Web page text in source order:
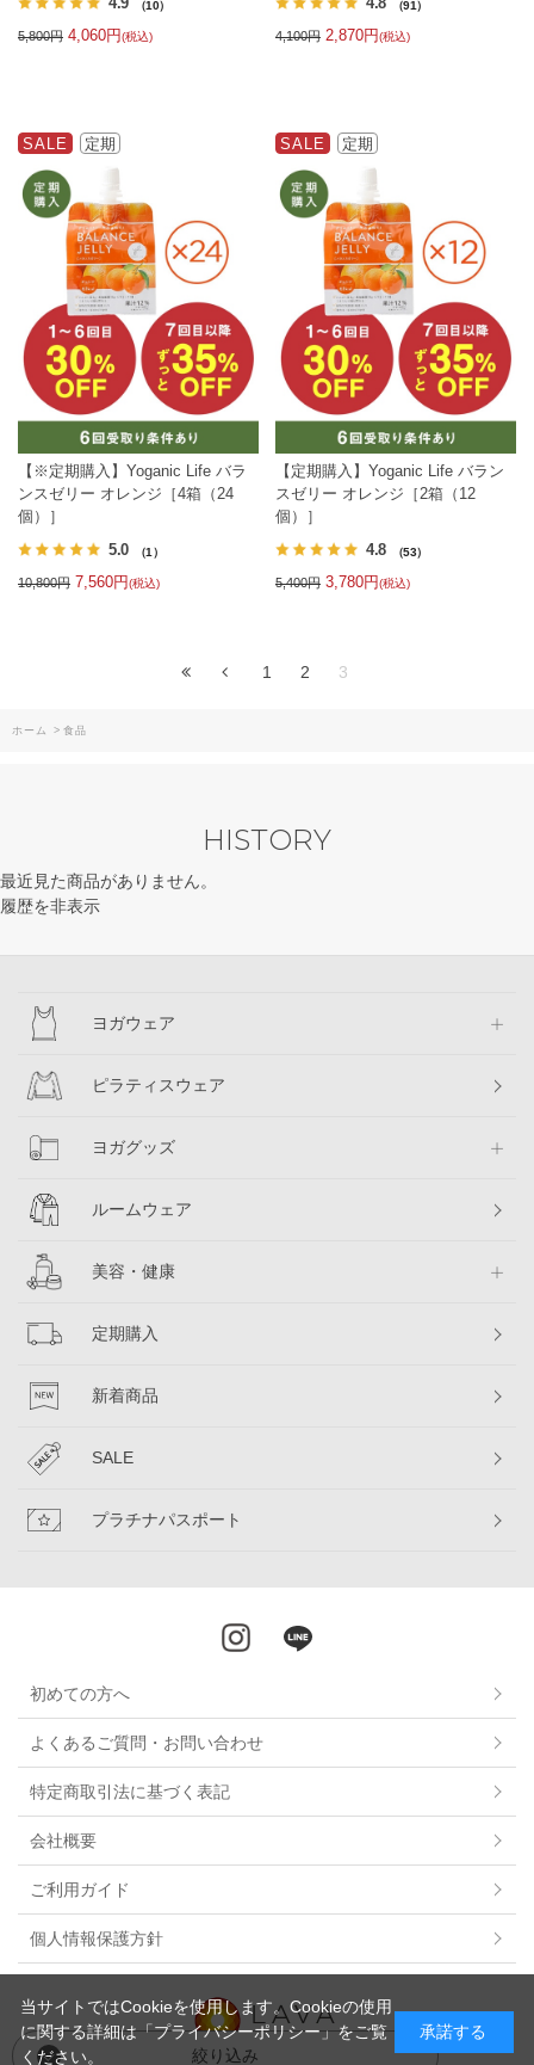
絞り込み
（10）
5,800円 4,060円(税込)
（91）
4,100円 2,870円(税込)
SALE 定期
【※定期購入】Yoganic Life バラ
ンスゼリー オレンジ［4箱（24
個）］
5.0 （1）
10,800円 7,560円(税込)
SALE 定期
【定期購入】Yoganic Life バラン
スゼリー オレンジ［2箱（12
個）］
4.8 （53）
5,400円 3,780円(税込)
1 2 3
ホーム > 食品
HISTORY
最近見た商品がありません。
履歴を非表示
ヨガウェア
ピラティスウェア
ヨガグッズ
ルームウェア
美容・健康
定期購入
新着商品
SALE
プラチナパスポート
初めての方へ
よくあるご質問・お問い合わせ
特定商取引法に基づく表記
会社概要
ご利用ガイド
個人情報保護方針
当サイトではCookieを使用します。Cookieの使用
に関する詳細は「プライバシーポリシー」をご覧
ください。
承諾する